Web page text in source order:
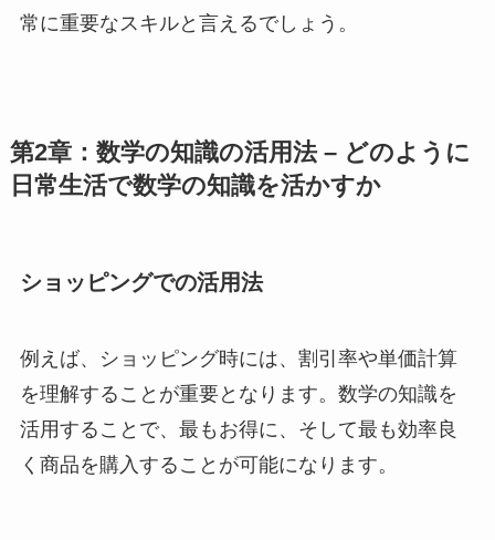
常に重要なスキルと言えるでしょう。
第2章：数学の知識の活用法 – どのように
日常生活で数学の知識を活かすか
ショッピングでの活用法
例えば、ショッピング時には、割引率や単価計算
を理解することが重要となります。数学の知識を
活用することで、最もお得に、そして最も効率良
く商品を購入することが可能になります。